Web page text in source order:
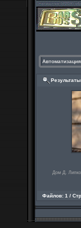
Дом Д.
Файлов: 1 /